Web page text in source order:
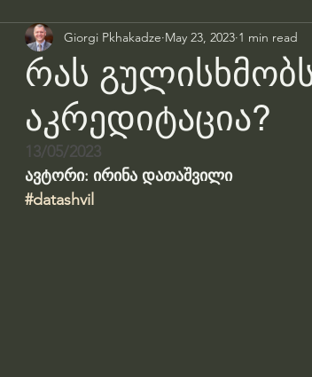
რას
აკრედიტაცია?
Giorgi Pkhakadze May 23, 2023 1 min read
13/05/2023
ავტორი: ირინა დათაშვილი
#datashvil